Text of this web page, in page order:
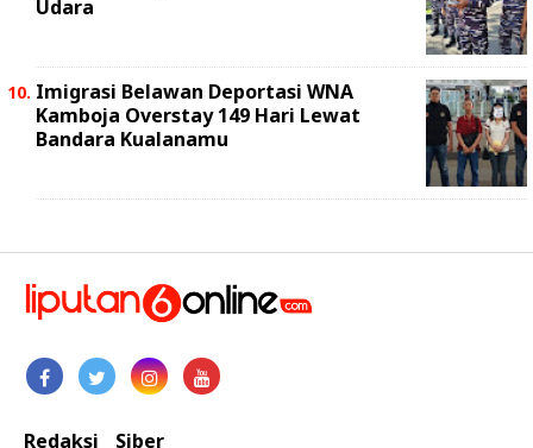
Udara
Imigrasi Belawan Deportasi WNA
Kamboja Overstay 149 Hari Lewat
Bandara Kualanamu
Redaksi Siber